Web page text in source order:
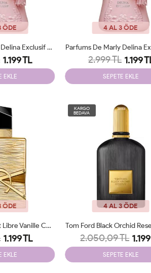
ÖDE
Parfums De Marly Delina Exclusif EDP 75 Ml Tester
1.199 TL
EKLE
4 AL 3 ÖDE
2.999 TL 1.199
SEPETE EKLE
ÖDE
Yves Saint Laurent Libre Vanille Couture - Eau De Parfum 90 Ml EDP Woman Tester
1.199 TL
EKLE
KARGO
BEDAVA
4 AL 3 ÖDE
2.050,09 TL
SEPETE EKLE